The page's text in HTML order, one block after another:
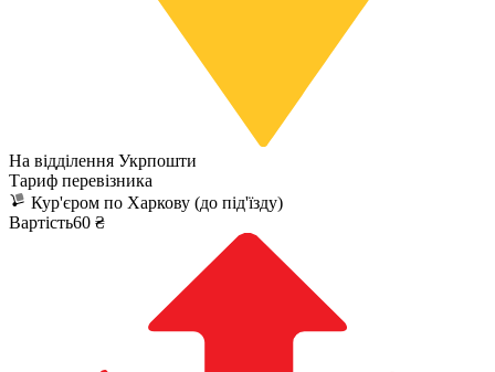
На відділення Укрпошти
Тариф перевізника
Кур'єром по Харкову (до під'їзду)
Вартість60 ₴